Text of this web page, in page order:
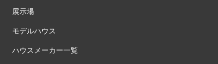
展示場
モデルハウス
ハウスメーカー一覧